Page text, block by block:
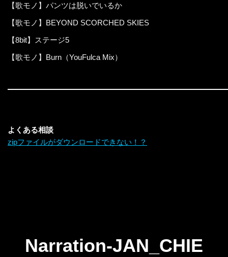
【歌モノ】パンツは脱いでいるか
【歌モノ】BEYOND SCORCHED SKIES
【8bit】ステージ5
【歌モノ】Burn（YouFulca Mix）
よくある相談
zipファイルがダウンロードできない！？
Narration-JAN_CHIE